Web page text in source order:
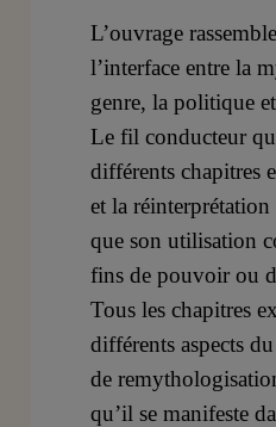
L’ouvrage
l’interface entre la
genre, la politique
Le fil conducteur
différents chapitres
et la
que son utilisation
fins de pouvoir ou
Tous les chapitres
différents aspects
de
qu’il se manifeste